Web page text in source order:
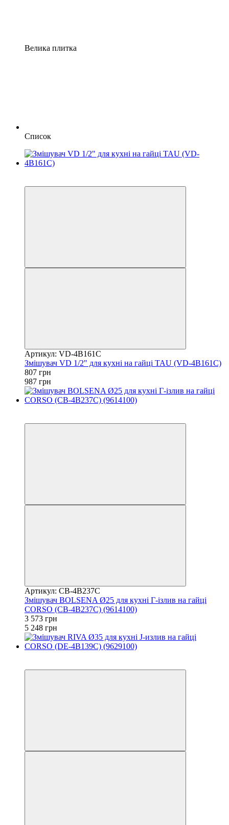
Велика плитка
Список
Артикул: VD-4B161C
Змішувач VD 1/2" для кухні на гайці TAU (VD-4B161C)
807 грн
987 грн
Артикул: CB-4B237C
Змішувач BOLSENA Ø25 для кухні Г-ізлив на гайці
CORSO (CB-4B237C) (9614100)
3 573 грн
5 248 грн